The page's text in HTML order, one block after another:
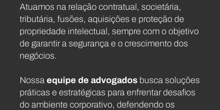
Atuamos na relação contratual, societária,
tributária, fusões, aquisições e proteção de
propriedade intelectual, sempre com o objetivo
de garantir a segurança e o crescimento dos
negócios.
Nossa equipe de advogados busca soluções
práticas e estratégicas para enfrentar desafios
do ambiente corporativo, defendendo os